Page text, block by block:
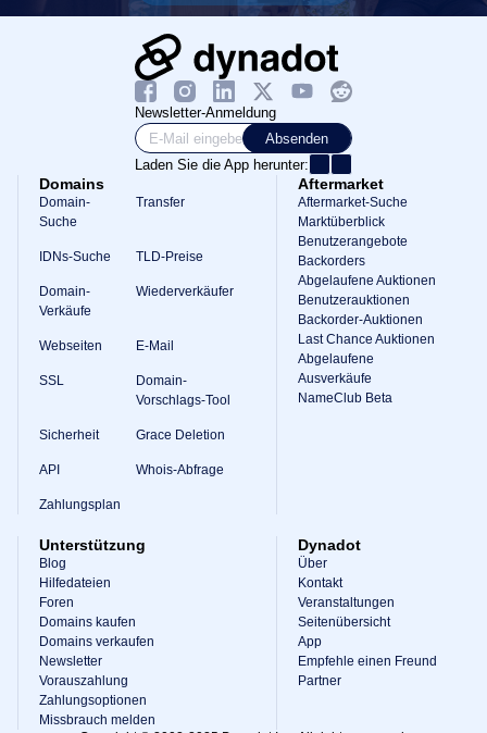
Newsletter-Anmeldung
Absenden
Laden Sie die App herunter:
Domains
Domain-
Suche
Transfer
IDNs-Suche TLD-Preise
Domain-
Verkäufe
Wiederverkäufer
Webseiten E-Mail
SSL
Domain-
Vorschlags-Tool
Sicherheit Grace Deletion
API Whois-Abfrage
Zahlungsplan
Aftermarket
Aftermarket-Suche
Marktüberblick
Benutzerangebote
Backorders
Abgelaufene Auktionen
Benutzerauktionen
Backorder-Auktionen
Last Chance Auktionen
Abgelaufene
Ausverkäufe
NameClub Beta
Unterstützung
Blog
Hilfedateien
Foren
Domains kaufen
Domains verkaufen
Newsletter
Vorauszahlung
Zahlungsoptionen
Missbrauch melden
Dynadot
Über
Kontakt
Veranstaltungen
Seitenübersicht
App
Empfehle einen Freund
Partner